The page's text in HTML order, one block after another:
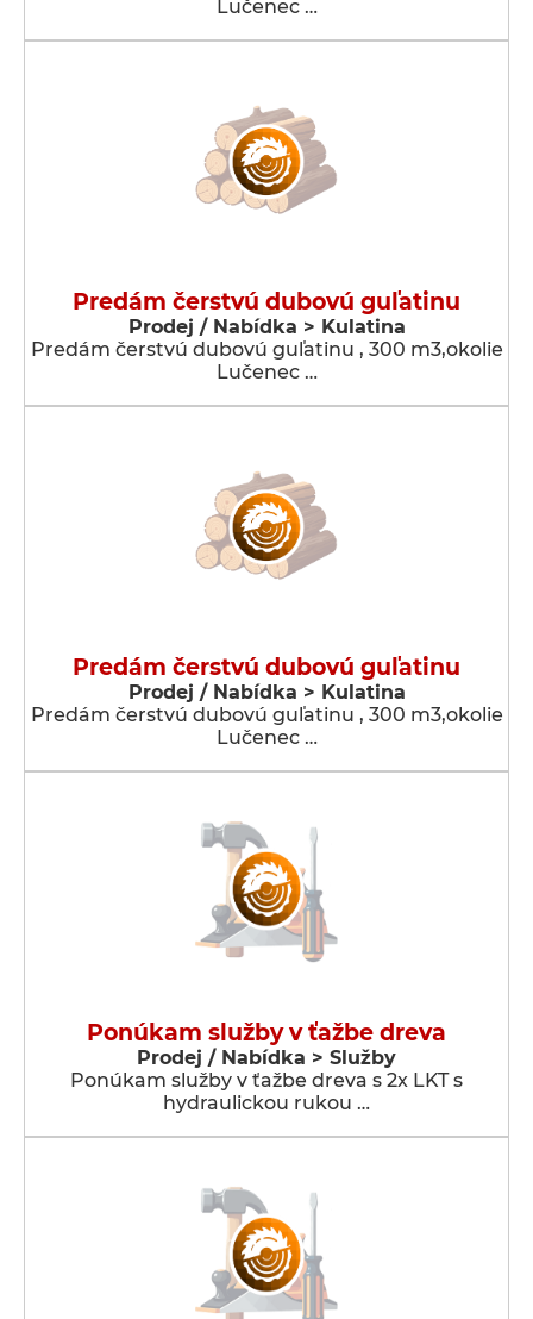
Lučenec …
Predám čerstvú dubovú guľatinu
Prodej / Nabídka > Kulatina
Predám čerstvú dubovú guľatinu , 300 m3,okolie
Lučenec …
Predám čerstvú dubovú guľatinu
Prodej / Nabídka > Kulatina
Predám čerstvú dubovú guľatinu , 300 m3,okolie
Lučenec …
Ponúkam služby v ťažbe dreva
Prodej / Nabídka > Služby
Ponúkam služby v ťažbe dreva s 2x LKT s
hydraulickou rukou …